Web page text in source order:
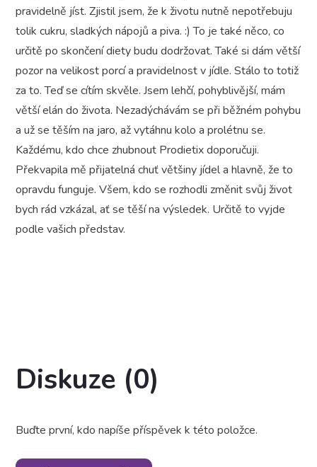
pravidelně jíst. Zjistil jsem, že k životu nutně nepotřebuju
tolik cukru, sladkých nápojů a piva. :) To je také něco, co
určitě po skončení diety budu dodržovat. Také si dám větší
pozor na velikost porcí a pravidelnost v jídle. Stálo to totiž
za to. Teď se cítím skvěle. Jsem lehčí, pohyblivější, mám
větší elán do života. Nezadýchávám se při běžném pohybu
a už se těším na jaro, až vytáhnu kolo a prolétnu se.
Každému, kdo chce zhubnout Prodietix doporučuji.
Překvapila mě přijatelná chuť většiny jídel a hlavně, že to
opravdu funguje. Všem, kdo se rozhodli změnit svůj život
bych rád vzkázal, ať se těší na výsledek. Určitě to vyjde
podle vašich představ.
Diskuze (0)
Buďte první, kdo napíše příspěvek k této položce.